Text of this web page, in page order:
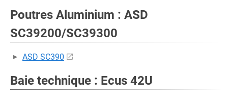
Poutres Aluminium : ASD
SC39200/SC39300
ASD SC390
Baie technique : Ecus 42U